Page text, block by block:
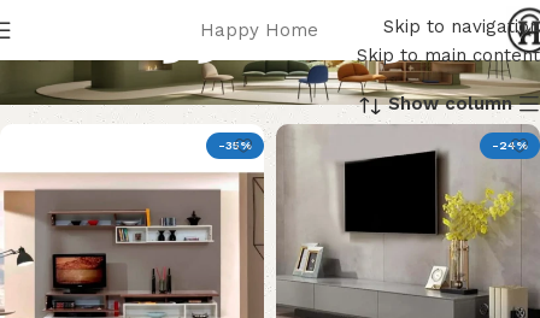
Skip to navigation
Skip to main content
Happy Home
وحدات تلفزيون
Show column
-24%
-35%